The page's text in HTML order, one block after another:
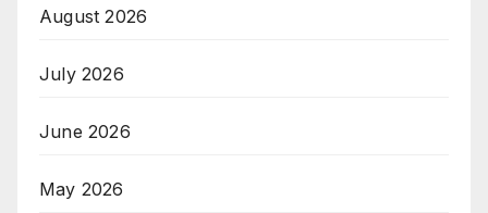
August 2026
July 2026
June 2026
May 2026